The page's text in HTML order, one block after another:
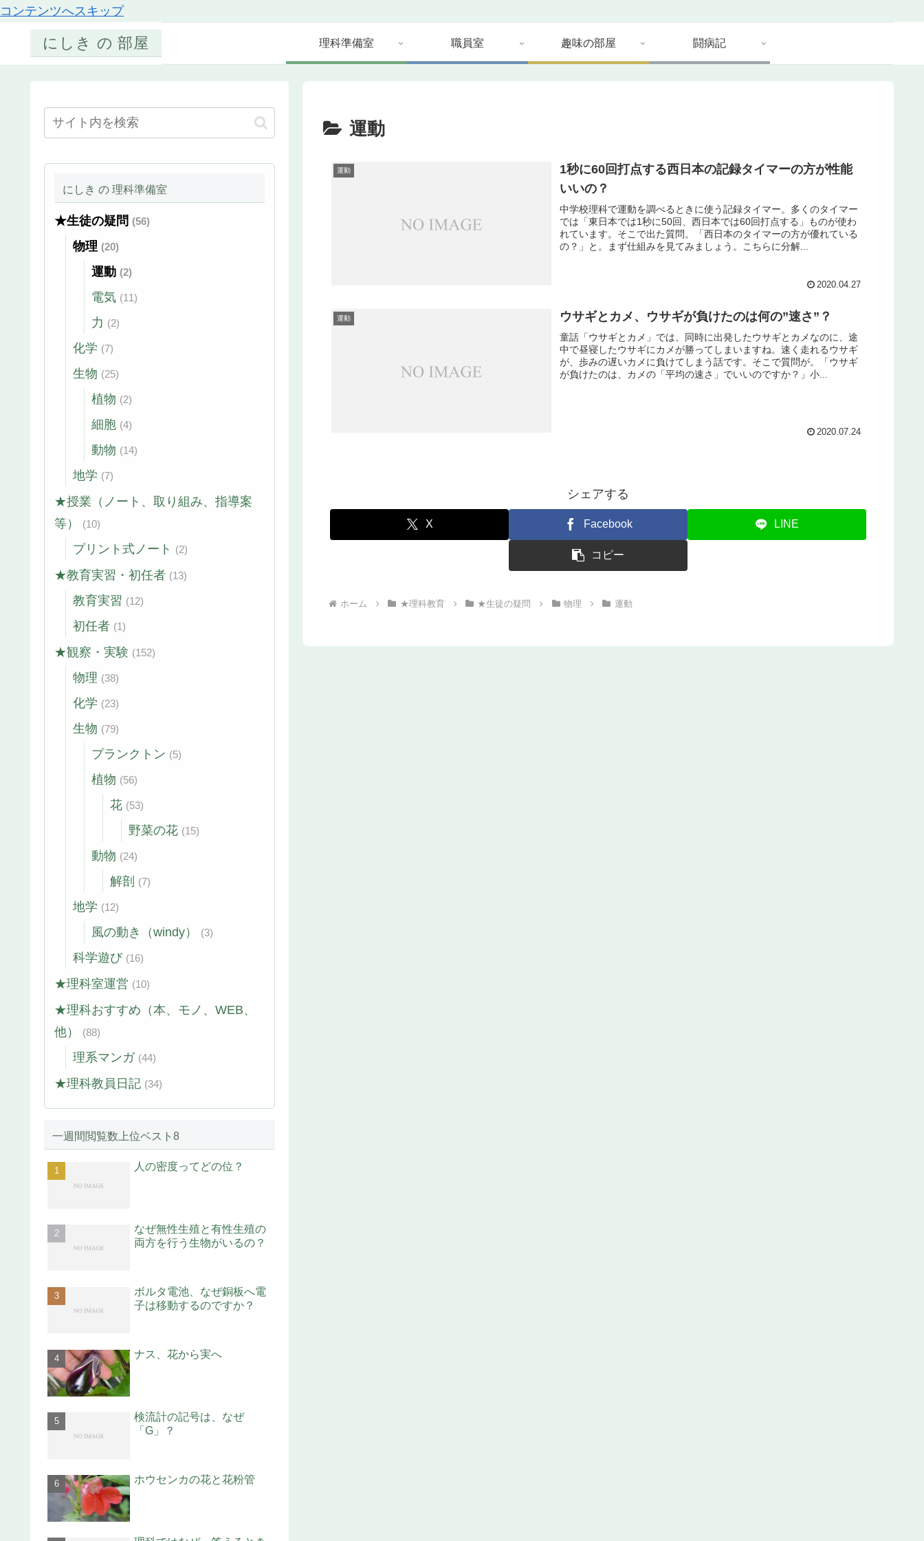
コンテンツへスキップ
にしき の 部屋 理科準備室 職員室 趣味の部屋 闘病記
運動
運動
1秒に60回打点する西日本の記録タイマーの方が性能
いいの？
中学校理科で運動を調べるときに使う記録タイマー。多くのタイマー
では「東日本では1秒に50回、西日本では60回打点する」ものが使わ
れています。そこで出た質問。「西日本のタイマーの方が優れている
の？」と。まず仕組みを見てみましょう。こちらに分解...
2020.04.27
運動 ウサギとカメ、ウサギが負けたのは何の”速さ”？
童話「ウサギとカメ」では、同時に出発したウサギとカメなのに、途
中で昼寝したウサギにカメが勝ってしまいますね。速く走れるウサギ
が、歩みの遅いカメに負けてしまう話です。そこで質問が。「ウサギ
が負けたのは、カメの「平均の速さ」でいいのですか？」小...
2020.07.24
シェアする
X Facebook LINE
コピー
ホーム ★理科教育 ★生徒の疑問 物理 運動
にしき の 理科準備室
★生徒の疑問 (56)
物理 (20)
運動 (2)
電気 (11)
力 (2)
化学 (7)
生物 (25)
植物 (2)
細胞 (4)
動物 (14)
地学 (7)
★授業（ノート、取り組み、指導案
等）
(10)
プリント式ノート (2)
★教育実習・初任者 (13)
教育実習 (12)
初任者 (1)
★観察・実験 (152)
物理 (38)
化学 (23)
生物 (79)
プランクトン (5)
植物 (56)
花 (53)
野菜の花 (15)
動物 (24)
解剖 (7)
地学 (12)
風の動き（windy） (3)
科学遊び (16)
★理科室運営 (10)
★理科おすすめ（本、モノ、WEB、
他）
(88)
理系マンガ (44)
★理科教員日記 (34)
一週間閲覧数上位ベスト8
人の密度ってどの位？
なぜ無性生殖と有性生殖の
両方を行う生物がいるの？
ボルタ電池、なぜ銅板へ電
子は移動するのですか？
ナス、花から実へ
検流計の記号は、なぜ
「G」？
ホウセンカの花と花粉管